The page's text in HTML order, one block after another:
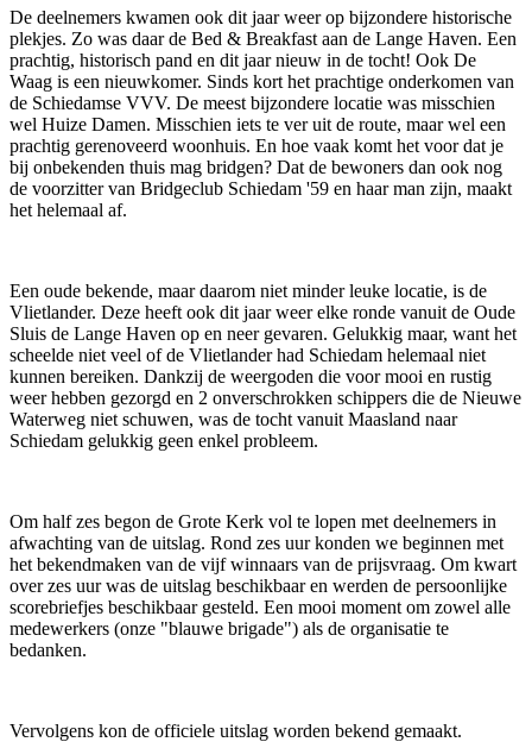
De deelnemers kwamen ook dit jaar weer op bijzondere historische
plekjes. Zo was daar de Bed & Breakfast aan de Lange Haven. Een
prachtig, historisch pand en dit jaar nieuw in de tocht! Ook De
Waag is een nieuwkomer. Sinds kort het prachtige onderkomen van
de Schiedamse VVV. De meest bijzondere locatie was misschien
wel Huize Damen. Misschien iets te ver uit de route, maar wel een
prachtig gerenoveerd woonhuis. En hoe vaak komt het voor dat je
bij onbekenden thuis mag bridgen? Dat de bewoners dan ook nog
de voorzitter van Bridgeclub Schiedam '59 en haar man zijn, maakt
het helemaal af.
Een oude bekende, maar daarom niet minder leuke locatie, is de
Vlietlander. Deze heeft ook dit jaar weer elke ronde vanuit de Oude
Sluis de Lange Haven op en neer gevaren. Gelukkig maar, want het
scheelde niet veel of de Vlietlander had Schiedam helemaal niet
kunnen bereiken. Dankzij de weergoden die voor mooi en rustig
weer hebben gezorgd en 2 onverschrokken schippers die de Nieuwe
Waterweg niet schuwen, was de tocht vanuit Maasland naar
Schiedam gelukkig geen enkel probleem.
Om half zes begon de Grote Kerk vol te lopen met deelnemers in
afwachting van de uitslag. Rond zes uur konden we beginnen met
het bekendmaken van de vijf winnaars van de prijsvraag. Om kwart
over zes uur was de uitslag beschikbaar en werden de persoonlijke
scorebriefjes beschikbaar gesteld. Een mooi moment om zowel alle
medewerkers (onze "blauwe brigade") als de organisatie te
bedanken.
Vervolgens kon de officiele uitslag worden bekend gemaakt.